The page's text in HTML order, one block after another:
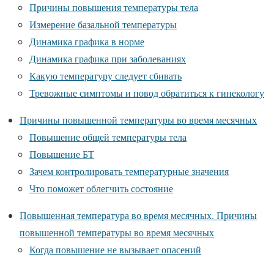
Причины повышения температуры тела
Измерение базальной температуры
Динамика графика в норме
Динамика графика при заболеваниях
Какую температуру следует сбивать
Тревожные симптомы и повод обратиться к гинекологу
Причины повышенной температуры во время месячных
Повышение общей температуры тела
Повышение БТ
Зачем контролировать температурные значения
Что поможет облегчить состояние
Повышенная температура во время месячных. Причины
повышенной температуры во время месячных
Когда повышение не вызывает опасений